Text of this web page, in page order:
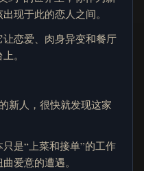
现于此的恋人之间。
恋爱、肉身异变和餐厅
。
新人，很快就发现这家
是“上菜和接单”的工作
爱意的遭遇。